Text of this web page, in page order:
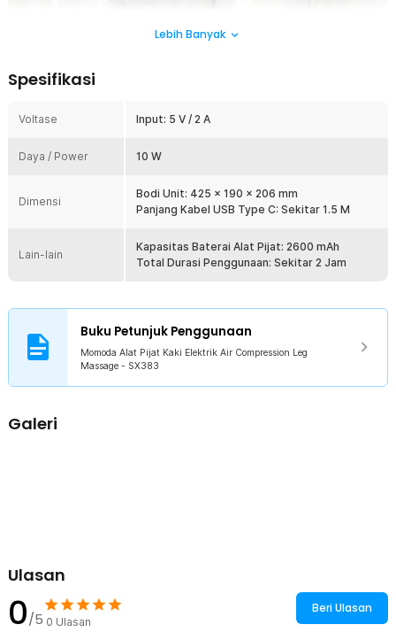
pijatan menggunakan tekanan angin dan juga terdapat hot compress
untuk menghangatkan kaki.
Fitur
Alat pijat ini tidak hanya digunakan pada bagian kaki saja, namun
Lebih Banyak
Spesifikasi
Voltase Input: 5 V / 2 A
Daya / Power 10 W
Dimensi
Bodi Unit: 425 x 190 x 206 mm
Panjang Kabel USB Type C: Sekitar 1.5 M
Lain-lain
Kapasitas Baterai Alat Pijat: 2600 mAh
Total Durasi Penggunaan: Sekitar 2 Jam
Buku Petunjuk Penggunaan
Momoda Alat Pijat Kaki Elektrik Air Compression Leg
Massage - SX383
Galeri
Ulasan
0/5 0 Ulasan
Beri Ulasan